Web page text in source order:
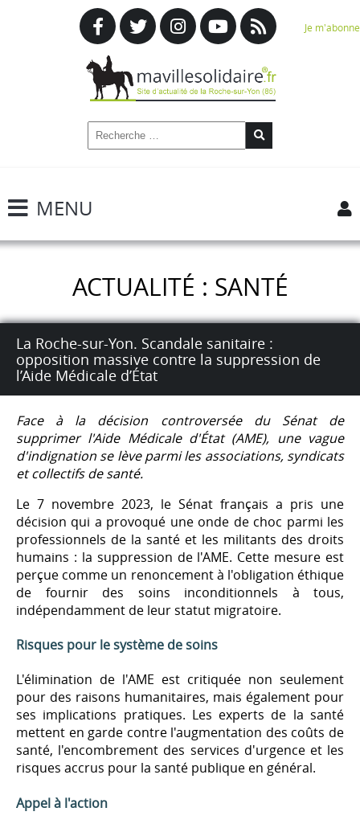
Je m'abonne
MENU
ACTUALITÉ : SANTÉ
La Roche-sur-Yon. Scandale sanitaire :
opposition massive contre la suppression de
l’Aide Médicale d’État
Face à la décision controversée du Sénat de
supprimer l'Aide Médicale d'État (AME), une vague
d'indignation se lève parmi les associations, syndicats
et collectifs de santé.
Le 7 novembre 2023, le Sénat français a pris une
décision qui a provoqué une onde de choc parmi les
professionnels de la santé et les militants des droits
humains : la suppression de l'AME. Cette mesure est
perçue comme un renoncement à l'obligation éthique
de fournir des soins inconditionnels à tous,
indépendamment de leur statut migratoire.
Risques pour le système de soins
L'élimination de l'AME est critiquée non seulement
pour des raisons humanitaires, mais également pour
ses implications pratiques. Les experts de la santé
mettent en garde contre l'augmentation des coûts de
santé, l'encombrement des services d'urgence et les
risques accrus pour la santé publique en général.
Appel à l'action